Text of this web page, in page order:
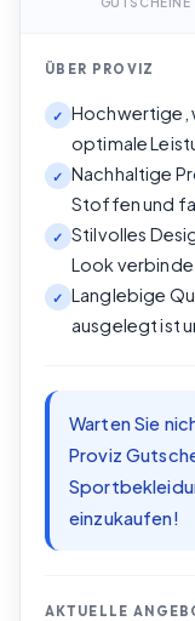
ÜBER PROVIZ
✓
Hochwertige,
optimale
✓
Nachhaltige
Stoffen und
✓
Stilvolles
Look
✓
Langlebige
ausgelegt ist
Warten Sie
Proviz
einzukaufen!
AKTUELLE